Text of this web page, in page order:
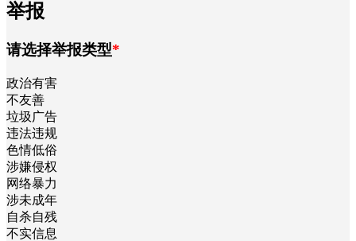
举报
请选择举报类型*
政治有害
不友善
垃圾广告
违法违规
色情低俗
涉嫌侵权
网络暴力
涉未成年
自杀自残
不实信息